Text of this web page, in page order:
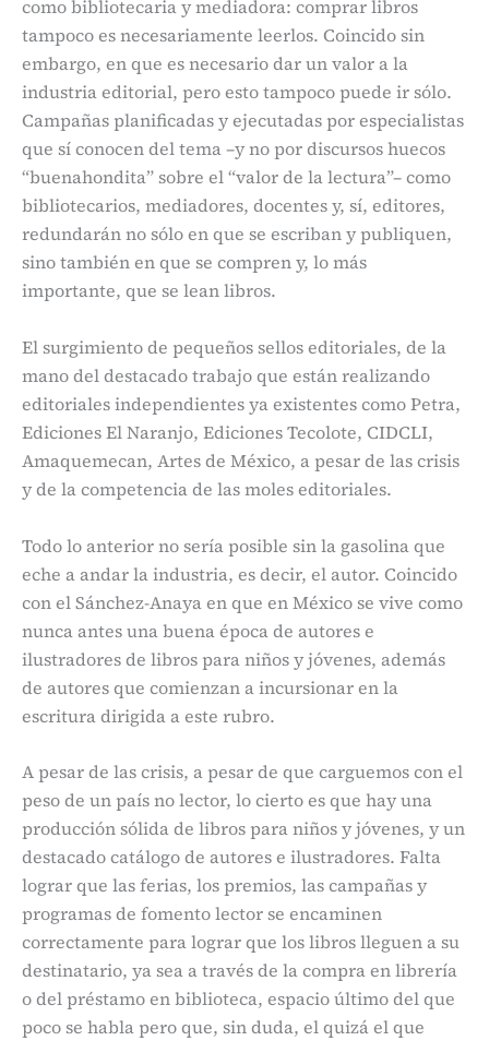
como bibliotecaria y mediadora: comprar libros
tampoco es necesariamente leerlos. Coincido sin
embargo, en que es necesario dar un valor a la
industria editorial, pero esto tampoco puede ir sólo.
Campañas planificadas y ejecutadas por especialistas
que sí conocen del tema –y no por discursos huecos
“buenahondita” sobre el “valor de la lectura”– como
bibliotecarios, mediadores, docentes y, sí, editores,
redundarán no sólo en que se escriban y publiquen,
sino también en que se compren y, lo más
importante, que se lean libros.
El surgimiento de pequeños sellos editoriales, de la
mano del destacado trabajo que están realizando
editoriales independientes ya existentes como Petra,
Ediciones El Naranjo, Ediciones Tecolote, CIDCLI,
Amaquemecan, Artes de México, a pesar de las crisis
y de la competencia de las moles editoriales.
Todo lo anterior no sería posible sin la gasolina que
eche a andar la industria, es decir, el autor. Coincido
con el Sánchez-Anaya en que en México se vive como
nunca antes una buena época de autores e
ilustradores de libros para niños y jóvenes, además
de autores que comienzan a incursionar en la
escritura dirigida a este rubro.
A pesar de las crisis, a pesar de que carguemos con el
peso de un país no lector, lo cierto es que hay una
producción sólida de libros para niños y jóvenes, y un
destacado catálogo de autores e ilustradores. Falta
lograr que las ferias, los premios, las campañas y
programas de fomento lector se encaminen
correctamente para lograr que los libros lleguen a su
destinatario, ya sea a través de la compra en librería
o del préstamo en biblioteca, espacio último del que
poco se habla pero que, sin duda, el quizá el que